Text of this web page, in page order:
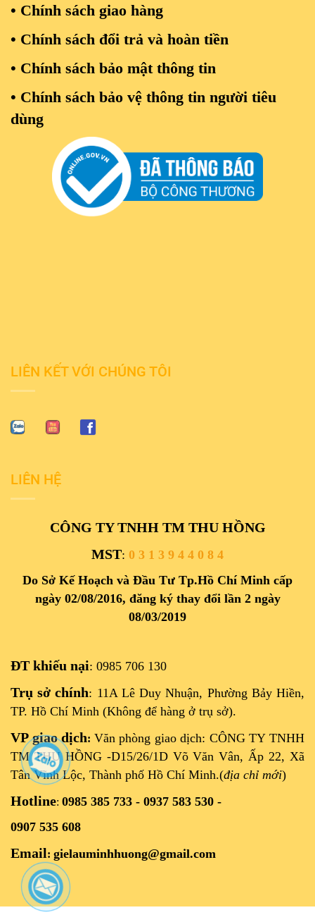
• Chính sách giao hàng
• Chính sách đổi trả và hoàn tiền
• Chính sách bảo mật thông tin
• Chính sách bảo vệ thông tin người tiêu
dùng
LIÊN KẾT VỚI CHÚNG TÔI
LIÊN HỆ
CÔNG TY TNHH TM THU HỒNG
MST: 0 3 1 3 9 4 4 0 8 4
Do Sở Kế Hoạch và Đầu Tư Tp.Hồ Chí Minh cấp
ngày 02/08/2016, đăng ký thay đổi lần 2 ngày
08/03/2019
ĐT khiếu nại: 0985 706 130
Trụ sở chính: 11A Lê Duy Nhuận, Phường Bảy Hiền,
TP. Hồ Chí Minh (Không để hàng ở trụ sở).
VP giao dịch: Văn phòng giao dịch: CÔNG TY TNHH
TM THU HỒNG -D15/26/1D Võ Văn Vân, Ấp 22, Xã
Tân Vĩnh Lộc, Thành phố Hồ Chí Minh.(địa chỉ mới)
Hotline: 0985 385 733 - 0937 583 530 -
0907 535 608
Email: gielauminhhuong@gmail.com